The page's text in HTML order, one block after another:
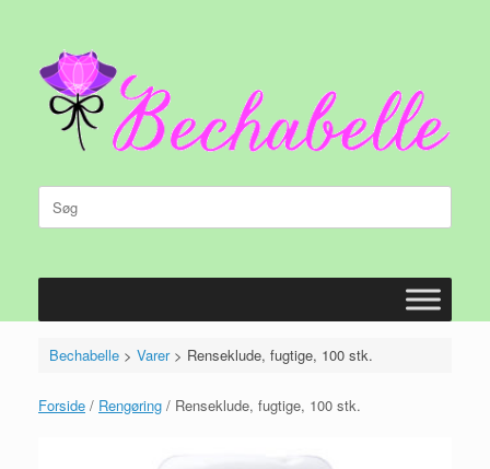
Søg
efter:
Bechabelle> Varer> Renseklude, fugtige, 100 stk.
Forside / Rengøring / Renseklude, fugtige, 100 stk.